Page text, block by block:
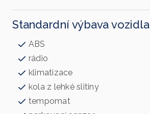
Standardní výbava vozidla
ABS
rádio
klimatizace
kola z lehké slitiny
tempomat